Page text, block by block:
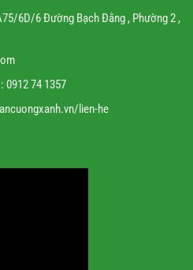
6D/6 Đường Bạch Đằng , Phường 2 ,
0912 74 1357
lien-he